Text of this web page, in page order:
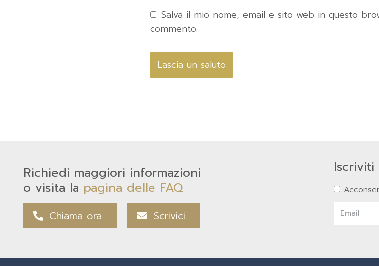
Salva il mio nome, email e sito web in questo
commento.
Richiedi maggiori informazioni
o visita la pagina delle FAQ
Chiama ora Scrivici